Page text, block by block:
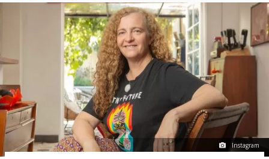
Instagram